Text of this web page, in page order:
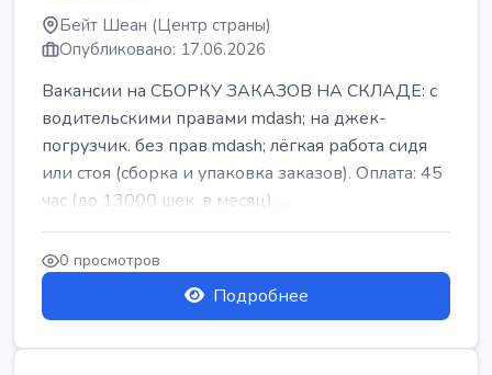
Бейт Шеан (Центр страны)
Опубликовано: 17.06.2026
Вакансии на СБОРКУ ЗАКАЗОВ НА СКЛАДЕ: с
водительскими правами mdash; на джек-
погрузчик. без прав mdash; лёгкая работа сидя
или стоя (сборка и упаковка заказов). Оплата: 45
час (до 13000 шек. в месяц) ...
0 просмотров
Подробнее